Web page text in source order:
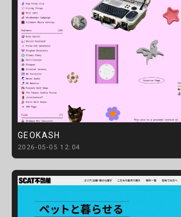
GEOKASH
2026-05-05 12:04